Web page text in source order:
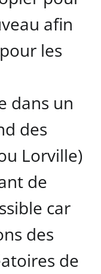
afin
les
dans un
des
Lorville)
de
car
des
de